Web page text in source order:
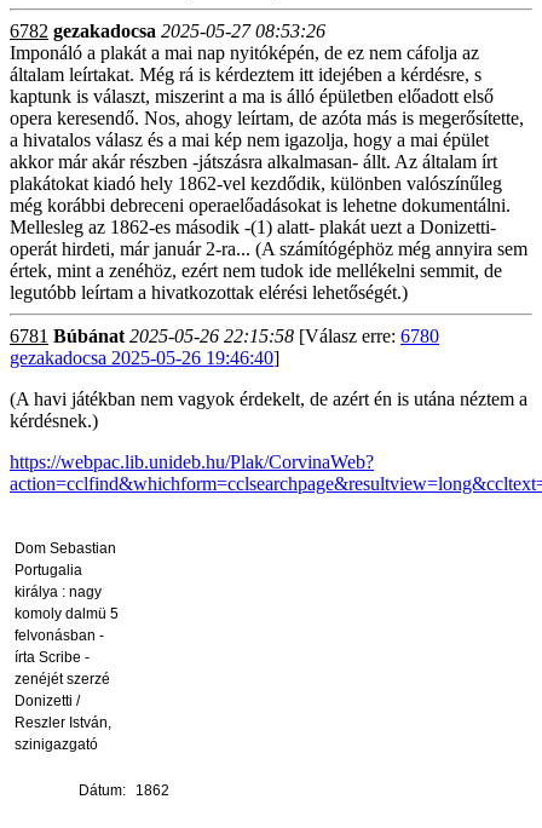
6782 gezakadocsa 2025-05-27 08:53:26
Imponáló a plakát a mai nap nyitóképén, de ez nem cáfolja az
általam leírtakat. Még rá is kérdeztem itt idejében a kérdésre, s
kaptunk is választ, miszerint a ma is álló épületben előadott első
opera keresendő. Nos, ahogy leírtam, de azóta más is megerősítette,
a hivatalos válasz és a mai kép nem igazolja, hogy a mai épület
akkor már akár részben -játszásra alkalmasan- állt. Az általam írt
plakátokat kiadó hely 1862-vel kezdődik, különben valószínűleg
még korábbi debreceni operaelőadásokat is lehetne dokumentálni.
Mellesleg az 1862-es második -(1) alatt- plakát uezt a Donizetti-
operát hirdeti, már január 2-ra... (A számítógéphöz még annyira sem
értek, mint a zenéhöz, ezért nem tudok ide mellékelni semmit, de
legutóbb leírtam a hivatkozottak elérési lehetőségét.)
6781 Búbánat 2025-05-26 22:15:58 [Válasz erre: 6780
gezakadocsa 2025-05-26 19:46:40]
(A havi játékban nem vagyok érdekelt, de azért én is utána néztem a
kérdésnek.)
https://webpac.lib.unideb.hu/Plak/CorvinaWeb?
Dom Sebastian
Portugalia
királya : nagy
komoly dalmü 5
felvonásban -
írta Scribe -
zenéjét szerzé
Donizetti /
Reszler István,
szinigazgató
Dátum: 1862